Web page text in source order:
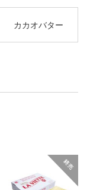
カカオバター